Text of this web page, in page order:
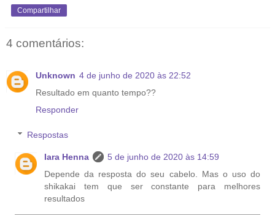
Compartilhar
4 comentários:
Unknown 4 de junho de 2020 às 22:52
Resultado em quanto tempo??
Responder
Respostas
Iara Henna
5 de junho de 2020 às 14:59
Depende da resposta do seu cabelo. Mas o uso do
shikakai tem que ser constante para melhores
resultados